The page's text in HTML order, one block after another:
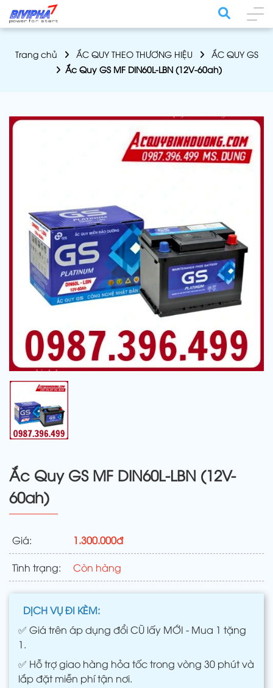
Trang chủ ẮC QUY THEO THƯƠNG HIỆU
ẮC QUY GS
Ắc Quy GS MF DIN60L-LBN (12V-60ah)
Ắc Quy GS MF DIN60L-LBN (12V-
60ah)
Giá: 1.300.000đ
Tình trạng: Còn hàng
DỊCH VỤ ĐI KÈM:
✅ Giá trên áp dụng đổi CŨ lấy MỚI - Mua 1 tặng
1.
✅ Hỗ trợ giao hàng hỏa tốc trong vòng 30 phút và
lắp đặt miễn phí tận nơi.